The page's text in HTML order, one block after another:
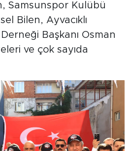
Samsunspor Kulübü
Bilen, Ayvacıklı
Başkanı Osman
ve çok sayıda